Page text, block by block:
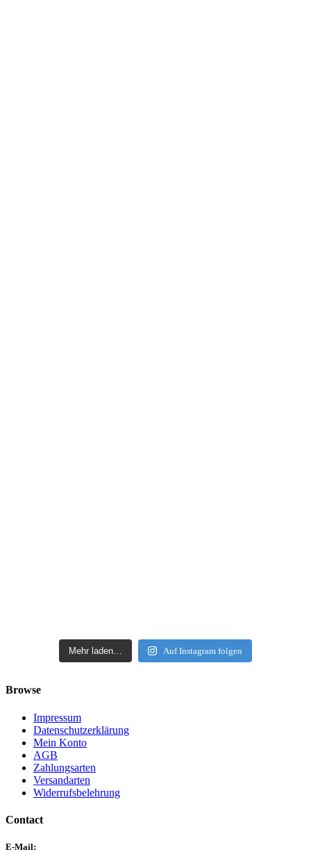
Mehr laden… Auf Instagram folgen
Browse
Impressum
Datenschutzerklärung
Mein Konto
AGB
Zahlungsarten
Versandarten
Widerrufsbelehrung
Contact
E-Mail: